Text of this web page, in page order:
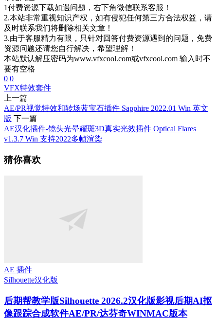
1付费资源下载如遇问题，右下角微信联系客服！
2.本站非常重视知识产权，如有侵犯任何第三方合法权益，请
及时联系我们将删除相关文章！
3.由于客服精力有限，只针对回答付费资源遇到的问题，免费
资源问题还请您自行解决，希望理解！
本站默认解压密码为www.vfxcool.com或vfxcool.com 输入时不
要有空格
0 0
VFX特效套件
上一篇
AE/PR视觉特效和转场蓝宝石插件 Sapphire 2022.01 Win 英文
版 下一篇
AE汉化插件-镜头光晕耀斑3D真实光效插件 Optical Flares
v1.3.7 Win 支持2022多帧渲染
猜你喜欢
AE 插件
Silhouette汉化版
后期帮教学版Silhouette 2026.2汉化版影视后期AI抠
像跟踪合成软件AE/PR/达芬奇WINMAC版本